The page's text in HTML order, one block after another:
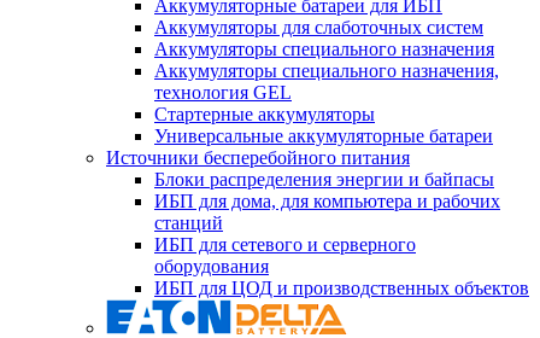
Аккумуляторные батареи для ИБП
Аккумуляторы для слаботочных систем
Аккумуляторы специального назначения
Аккумуляторы специального назначения,
технология GEL
Стартерные аккумуляторы
Универсальные аккумуляторные батареи
Источники бесперебойного питания
Блоки распределения энергии и байпасы
ИБП для дома, для компьютера и рабочих
станций
ИБП для сетевого и серверного
оборудования
ИБП для ЦОД и производственных объектов